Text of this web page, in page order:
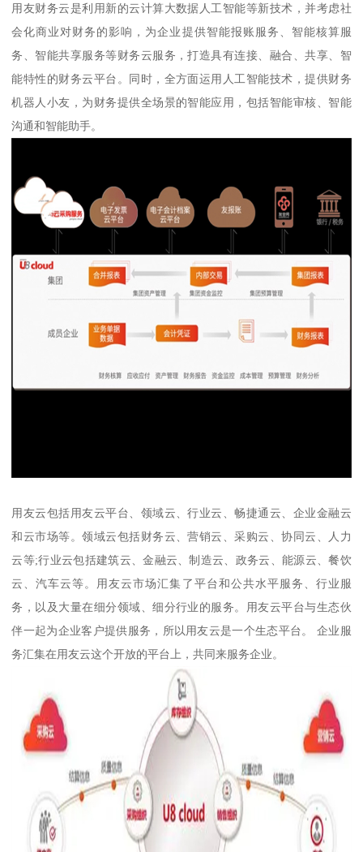
用友财务云是利用新的云计算大数据人工智能等新技术，并考虑社
会化商业对财务的影响，为企业提供智能报账服务、智能核算服
务、智能共享服务等财务云服务，打造具有连接、融合、共享、智
能特性的财务云平台。同时，全方面运用人工智能技术，提供财务
机器人小友，为财务提供全场景的智能应用，包括智能审核、智能
沟通和智能助手。
用友云包括用友云平台、领域云、行业云、畅捷通云、企业金融云
和云市场等。领域云包括财务云、营销云、采购云、协同云、人力
云等;行业云包括建筑云、金融云、制造云、政务云、能源云、餐饮
云、汽车云等。用友云市场汇集了平台和公共水平服务、行业服
务，以及大量在细分领域、细分行业的服务。用友云平台与生态伙
伴一起为企业客户提供服务，所以用友云是一个生态平台。 企业服
务汇集在用友云这个开放的平台上，共同来服务企业。